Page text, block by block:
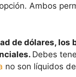
Ambos
de dólares, los
Debes
no son líquidos